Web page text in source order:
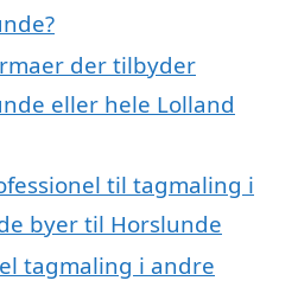
der tilbyder
eller hele Lolland
til tagmaling i
byer til Horslunde
tagmaling i andre